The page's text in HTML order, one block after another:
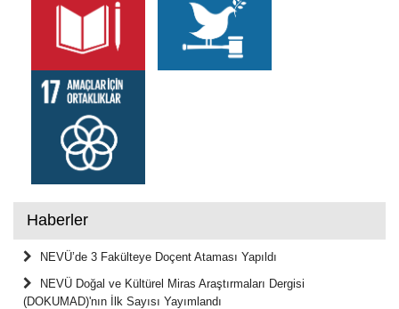
Haberler
NEVÜ’de 3 Fakülteye Doçent Ataması Yapıldı
NEVÜ Doğal ve Kültürel Miras Araştırmaları Dergisi
(DOKUMAD)'nın İlk Sayısı Yayımlandı